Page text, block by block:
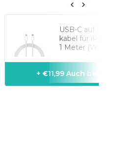
USB-C auf
kabel für iPhone-
1 Meter (Weiß)
+ €11,99 Auch bestellen